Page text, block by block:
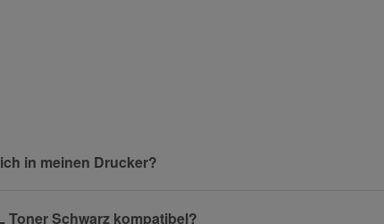
in meinen Drucker?
Toner Schwarz kompatibel?